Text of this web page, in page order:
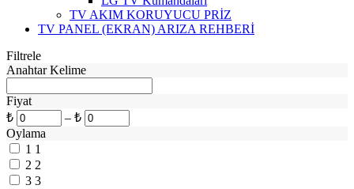
TV AKIM KORUYUCU PRİZ
TV PANEL (EKRAN) ARIZA REHBERİ
Filtrele
Anahtar Kelime
Fiyat
₺
– ₺
Oylama
1 1
2 2
3 3